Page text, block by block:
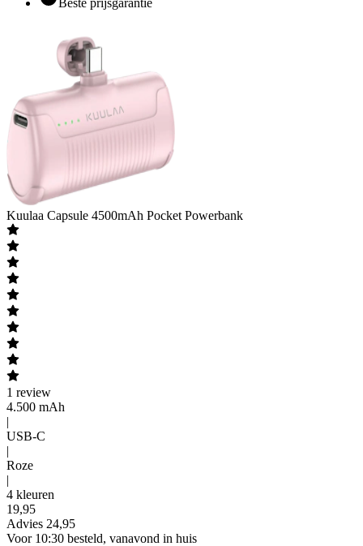
Beste prijsgarantie
Kuulaa Capsule 4500mAh Pocket Powerbank
1 review
4.500 mAh
|
USB-C
|
Roze
|
4 kleuren
19,95
Advies 24,95
Voor 10:30 besteld, vanavond in huis